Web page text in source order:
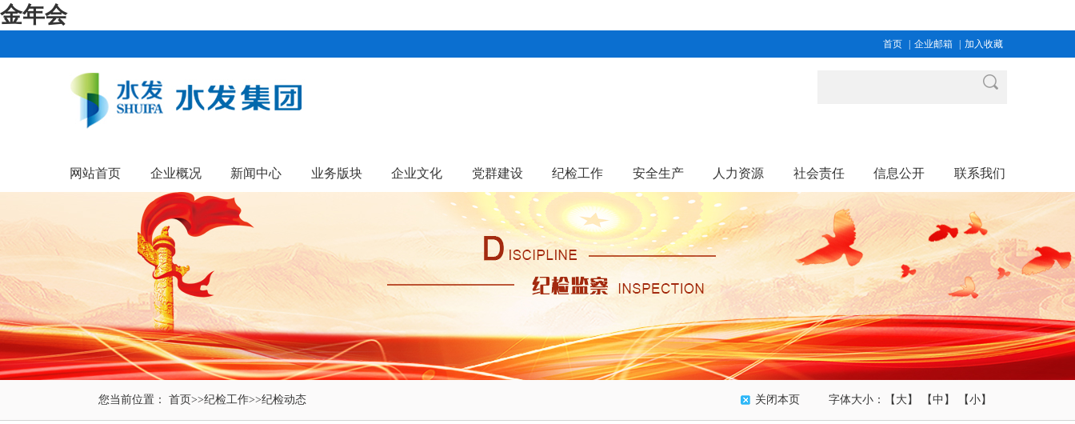
金年会
首页 企业邮箱 加入收藏
网站首页 企业概况 新闻中心 业务版块 企业文化 党群建设 纪检工作 安全生产 人力资源 社会责任 信息公开 联系我们
您当前位置： 首页>>纪检工作>>纪检动态 关闭本页 字体大小： 【大】 【中】 【小】